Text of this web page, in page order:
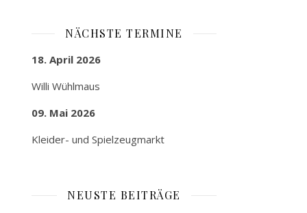
NÄCHSTE TERMINE
18. April 2026
Willi Wühlmaus
09. Mai 2026
Kleider- und Spielzeugmarkt
NEUSTE BEITRÄGE